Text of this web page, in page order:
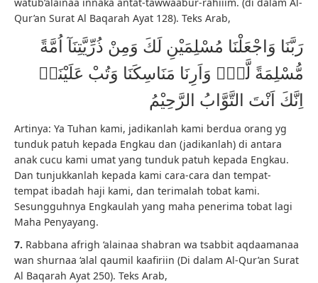
Qur’an Surat Al Baqarah Ayat 128). Teks Arab,
رَبَّنَا وَاجْعَلْنَا مُسْلِمَيْنِ لَكَ وَمِنْ ذُرِّيَّتِنَآ اُمَّةً
مُّسْلِمَةً لَّكَۖ وَاَرِنَا مَنَاسِكَنَا وَتُبْ عَلَيْنَاۚ
اِنَّكَ اَنْتَ التَّوَّابُ الرَّحِيْمُ
Artinya: Ya Tuhan kami, jadikanlah kami berdua orang yg
tunduk patuh kepada Engkau dan (jadikanlah) di antara
anak cucu kami umat yang tunduk patuh kepada Engkau.
Dan tunjukkanlah kepada kami cara-cara dan tempat-
tempat ibadah haji kami, dan terimalah tobat kami.
Sesungguhnya Engkaulah yang maha penerima tobat lagi
Maha Penyayang.
7. Rabbana afrigh ‘alainaa shabran wa tsabbit aqdaamanaa
wan shurnaa ‘alal qaumil kaafiriin (Di dalam Al-Qur’an Surat
Al Baqarah Ayat 250). Teks Arab,